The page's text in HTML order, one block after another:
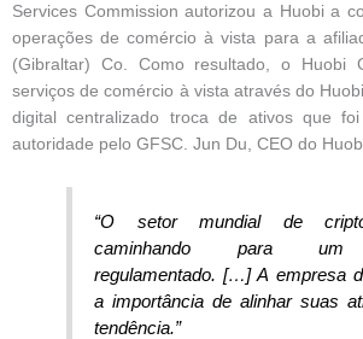
Services Commission autorizou a Huobi a
operações de comércio à vista para a
(Gibraltar) Co. Como resultado, o Huobi
serviços de comércio à vista através do
digital centralizado troca de ativos que foi
autoridade pelo GFSC. Jun Du, CEO do
“O setor mundial de
caminhando para um
regulamentado. […] A empresa
a importância de alinhar suas
tendência.”